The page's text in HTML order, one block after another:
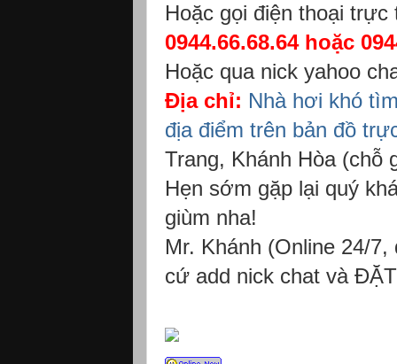
Hoặc gọi điện thoại
0944.66.68.64 hoặc
Hoặc qua nick yahoo
Địa chỉ: Nhà hơi khó
địa điểm trên bản đồ
Trang, Khánh Hòa (chỗ
Hẹn sớm gặp lại quý
giùm nha!
Mr. Khánh (Online 24/
cứ add nick chat và